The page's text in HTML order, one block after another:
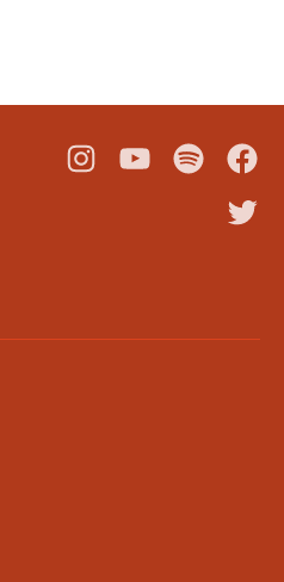
Instagram
YoutubePodcast